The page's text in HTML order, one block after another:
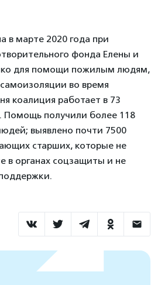
в марте 2020 года при
фонда Елены и
для помощи пожилым людям,
во время
коалиция работает в 73
Помощь получили более 118
выявлено почти 7500
старших, которые не
в органах соцзащиты и не